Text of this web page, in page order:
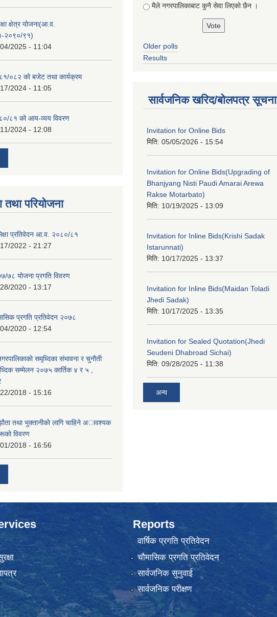
क्षेत्र योजना(आ.व.
२०९०/९१)
2025 - 11:04
०८२ को बजेट तथा कार्यक्रम
2024 - 11:05
८१ को आय-व्यय विवरण
2024 - 12:08
तथा परियोजना
प्रतिवेदन आ.व. २०८०/८१
2022 - 21:27
७८ योजना प्रगति विवरण
2020 - 13:17
प्रगति प्रतिवेदन २०७८
2020 - 12:54
समृध्दिका संभावना र चुनाैती
सम्मेलन २०७५ कार्तिक ४ र ५ ,
2018 - 15:16
तथा भुक्तानीकाे लागि चाहिने अावश्यक
विवरण
2018 - 16:56
मैले नगरपालिकाबाट कुनै सेवा लिएकाे छैन ।
Older polls
Results
सार्वजनिक खरिद/बोलपत्र सूचना
Invitation for Online Bids
मिति: 05/05/2026 - 15:54
Invitation for Online Bids(Upgrading of
Bhanjyang Nisti Paudi Amarai Arewa
Rakse Motarbato)
मिति: 10/19/2025 - 13:09
Invitation for Inline Bids(Krishi Sadak
Istarunnati)
मिति: 10/17/2025 - 13:37
Invitation for Inline Bids(Maidan Toladi
Jhedi Sadak)
मिति: 10/17/2025 - 13:35
Invitation for Sealed Quotation(Jhedi
Seudeni Dhabroad Sichai)
मिति: 09/28/2025 - 11:38
अन्य
Reports
वार्षिक प्रगति प्रतिवेदन
चौमासिक प्रगति प्रतिवेदन
सार्वजनिक सुनुवाई
सार्वजनिक परीक्षण